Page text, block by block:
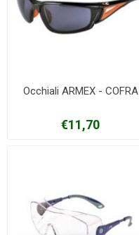
Occhiali ARMEX - COFRA
€11,70